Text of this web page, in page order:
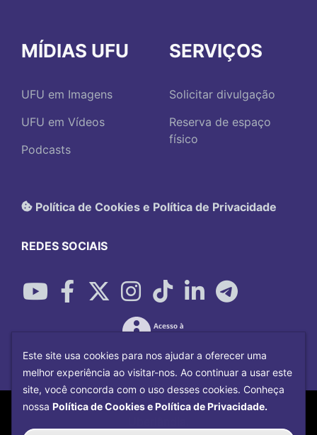
MÍDIAS UFU
UFU em Imagens
UFU em Vídeos
Podcasts
SERVIÇOS
Solicitar divulgação
Reserva de espaço
físico
Política de Cookies e Política de Privacidade
REDES SOCIAIS
Copyright©2026Universidade Federal
Este site usa cookies para nos ajudar a oferecer uma
melhor experiência ao visitar-nos. Ao continuar a usar este
site, você concorda com o uso desses cookies. Conheça
nossa Política de Cookies e Política de Privacidade.